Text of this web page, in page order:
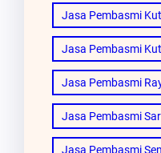
Jasa Pembasmi
Jasa Pembasmi
Jasa Pembasmi
Jasa Pembasmi
Jasa Pembasmi